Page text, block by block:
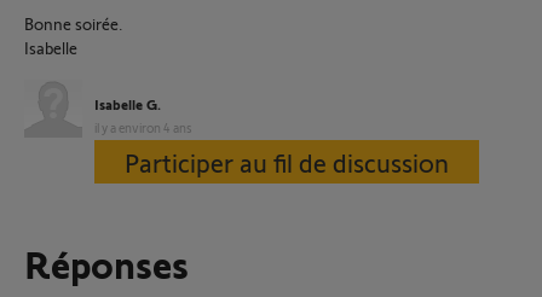
Bonne soirée.
Isabelle
Isabelle G.
il y a environ 4 ans
Participer au fil de discussion
Réponses